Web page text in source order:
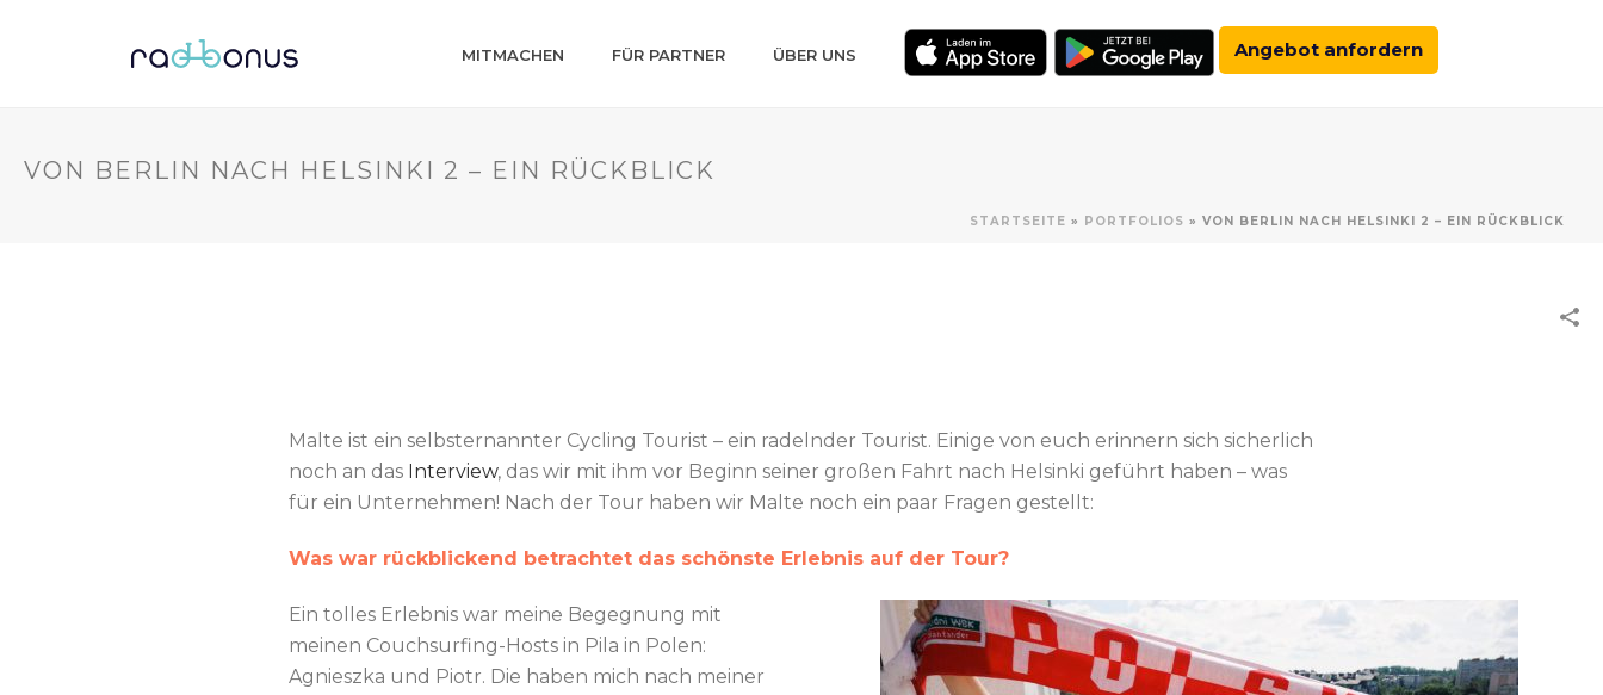
MITMACHEN FÜR PARTNER ÜBER UNS Angebot anfordern
VON BERLIN NACH HELSINKI 2 – EIN RÜCKBLICK
STARTSEITE » PORTFOLIOS » VON BERLIN NACH HELSINKI 2 – EIN RÜCKBLICK
Malte ist ein selbsternannter Cycling Tourist – ein radelnder Tourist. Einige von euch erinnern sich sicherlich
noch an das Interview, das wir mit ihm vor Beginn seiner großen Fahrt nach Helsinki geführt haben – was
für ein Unternehmen! Nach der Tour haben wir Malte noch ein paar Fragen gestellt:
Was war rückblickend betrachtet das schönste Erlebnis auf der Tour?
Ein tolles Erlebnis war meine Begegnung mit
meinen Couchsurfing-Hosts in Pila in Polen:
Agnieszka und Piotr. Die haben mich nach meiner